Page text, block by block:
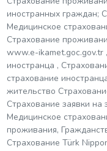
иностранных граждан;
Медицинское
Страхование
www.e-ikamet.goc.gov.tr
иностранца ,
страхование
жительство
Страхование заявки
Медицинское
проживания,
Страхование Türk